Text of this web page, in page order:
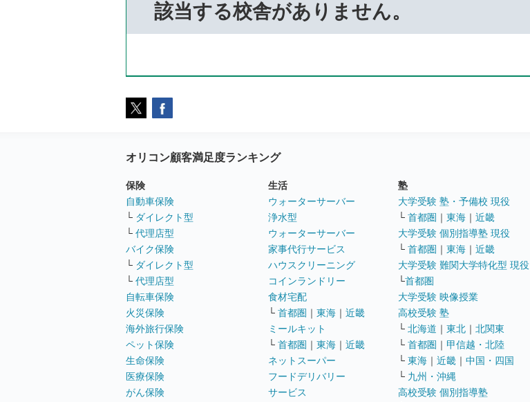
該当する校舎がありません。
オリコン顧客満足度ランキング
保険
自動車保険
└ ダイレクト型
└ 代理店型
バイク保険
└ ダイレクト型
└ 代理店型
自転車保険
火災保険
海外旅行保険
ペット保険
生命保険
医療保険
がん保険
生活
ウォーターサーバー
浄水型
ウォーターサーバー
家事代行サービス
ハウスクリーニング
コインランドリー
食材宅配
└ 首都圏 ｜ 東海 ｜ 近畿
ミールキット
└ 首都圏 ｜ 東海 ｜ 近畿
ネットスーパー
フードデリバリー
サービス
塾
大学受験 塾・予備校 現役
└ 首都圏 ｜ 東海 ｜ 近畿
大学受験 個別指導塾 現役
└ 首都圏 ｜ 東海 ｜ 近畿
大学受験 難関大学特化型 現役
└首都圏
大学受験 映像授業
高校受験 塾
└ 北海道 ｜ 東北 ｜ 北関東
└ 首都圏 ｜ 甲信越・北陸
└ 東海 ｜ 近畿 ｜ 中国・四国
└ 九州・沖縄
高校受験 個別指導塾